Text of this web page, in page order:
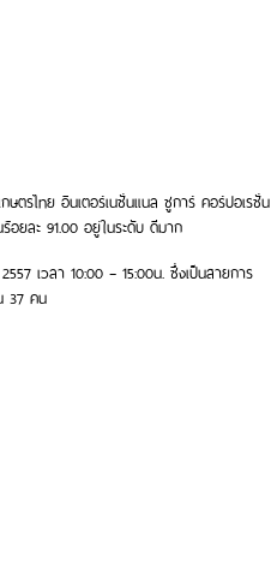
ตรไทย อินเตอร์เนชั่นแนล ชูการ์ คอร์ปอเรชั่น
ยละ 91.00 อยู่ในระดับ ดีมาก
เวลา 10:00 – 15:00น. ซึ่งเป็นสายการ
37 คน